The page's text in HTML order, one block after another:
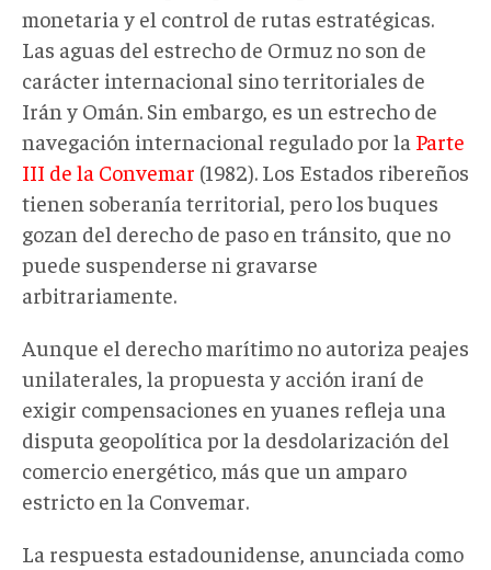
monetaria y el control de rutas estratégicas.
Las aguas del estrecho de Ormuz no son de
carácter internacional sino territoriales de
Irán y Omán. Sin embargo, es un estrecho de
navegación internacional regulado por la Parte
III de la Convemar (1982). Los Estados ribereños
tienen soberanía territorial, pero los buques
gozan del derecho de paso en tránsito, que no
puede suspenderse ni gravarse
arbitrariamente.
Aunque el derecho marítimo no autoriza peajes
unilaterales, la propuesta y acción iraní de
exigir compensaciones en yuanes refleja una
disputa geopolítica por la desdolarización del
comercio energético, más que un amparo
estricto en la Convemar.
La respuesta estadounidense, anunciada como